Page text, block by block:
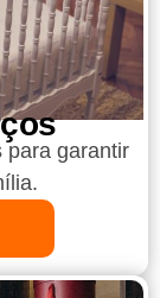
para garantir